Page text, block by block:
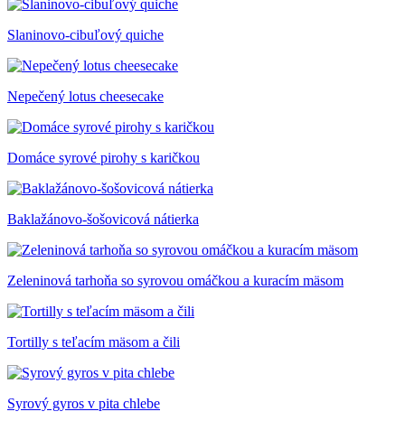
Slaninovo-cibuľový quiche
Nepečený lotus cheesecake
Domáce syrové pirohy s karičkou
Baklažánovo-šošovicová nátierka
Zeleninová tarhoňa so syrovou omáčkou a kuracím mäsom
Tortilly s teľacím mäsom a čili
Syrový gyros v pita chlebe